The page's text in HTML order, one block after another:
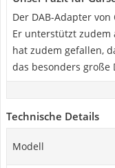
Der DAB-Adapter
Er unterstützt zudem
hat zudem gefallen,
das besonders große
Technische Details
Modell